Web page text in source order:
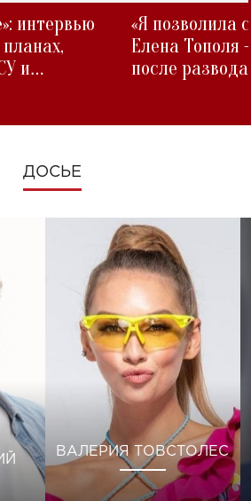
интервью
и
«Я позволила
Елена Тополя
после развода
ДОСЬЕ
ВАЛЕРИЯ ТОВСТОЛЕС